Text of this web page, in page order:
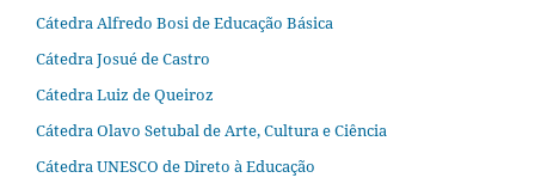
Cátedra Alfredo Bosi de Educação Básica
Cátedra Josué de Castro
Cátedra Luiz de Queiroz
Cátedra Olavo Setubal de Arte, Cultura e Ciência
Cátedra UNESCO de Direto à Educação